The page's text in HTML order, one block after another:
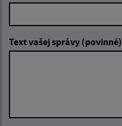
Text vašej správy (povinné)